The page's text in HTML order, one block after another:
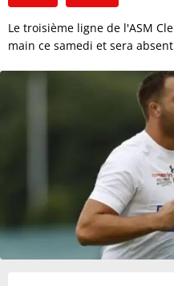
Le troisième ligne de l'ASM
main ce samedi et sera